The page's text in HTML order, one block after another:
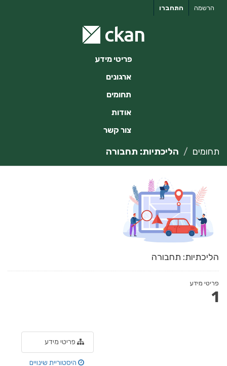
התחברו הרשמה
פריטי מידע
ארגונים
תחומים
אודות
צור קשר
תחומים הליכתיות: תחבורה
הליכתיות: תחבורה
פריטי מידע
1
פריטי מידע
היסטוריית שינויים